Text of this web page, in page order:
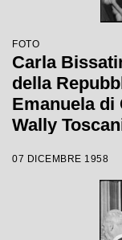
FOTO
Carla
della
Emanuela di
Wally
stagione
"Turandot",
da Antonino
Margherita
07 DICEMBRE 1958